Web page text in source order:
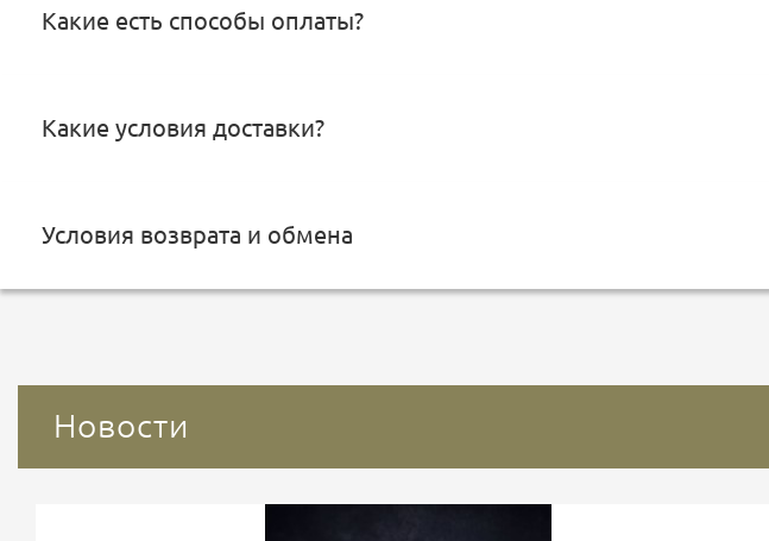
Какие есть способы оплаты?
Какие условия доставки?
Условия возврата и обмена
Новости